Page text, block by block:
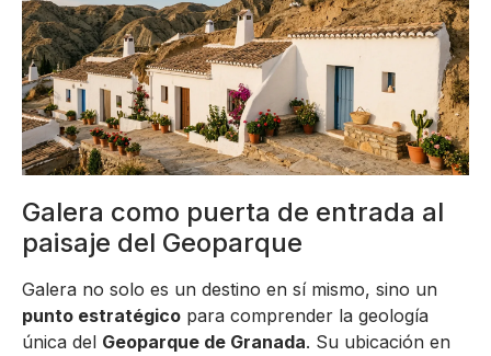
Galera como puerta de entrada al
paisaje del Geoparque
Galera no solo es un destino en sí mismo, sino un
punto estratégico para comprender la geología
única del Geoparque de Granada. Su ubicación en